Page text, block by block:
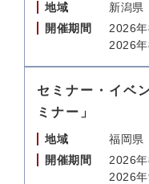
地域
新潟県
開催期間
2026
2026
セミナー・イベ
ミナー」
地域
福岡県
開催期間
2026
2026